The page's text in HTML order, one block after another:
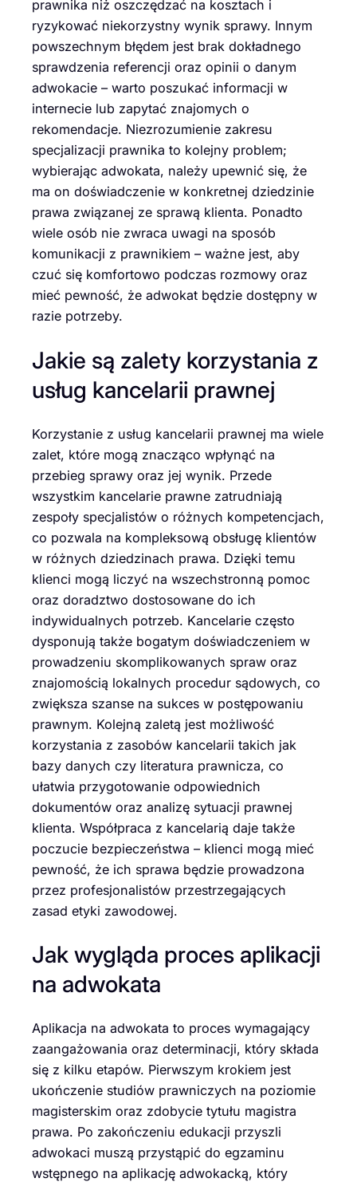
prawnika niż oszczędzać na kosztach i
ryzykować niekorzystny wynik sprawy. Innym
powszechnym błędem jest brak dokładnego
sprawdzenia referencji oraz opinii o danym
adwokacie – warto poszukać informacji w
internecie lub zapytać znajomych o
rekomendacje. Niezrozumienie zakresu
specjalizacji prawnika to kolejny problem;
wybierając adwokata, należy upewnić się, że
ma on doświadczenie w konkretnej dziedzinie
prawa związanej ze sprawą klienta. Ponadto
wiele osób nie zwraca uwagi na sposób
komunikacji z prawnikiem – ważne jest, aby
czuć się komfortowo podczas rozmowy oraz
mieć pewność, że adwokat będzie dostępny w
razie potrzeby.
Jakie są zalety korzystania z
usług kancelarii prawnej
Korzystanie z usług kancelarii prawnej ma wiele
zalet, które mogą znacząco wpłynąć na
przebieg sprawy oraz jej wynik. Przede
wszystkim kancelarie prawne zatrudniają
zespoły specjalistów o różnych kompetencjach,
co pozwala na kompleksową obsługę klientów
w różnych dziedzinach prawa. Dzięki temu
klienci mogą liczyć na wszechstronną pomoc
oraz doradztwo dostosowane do ich
indywidualnych potrzeb. Kancelarie często
dysponują także bogatym doświadczeniem w
prowadzeniu skomplikowanych spraw oraz
znajomością lokalnych procedur sądowych, co
zwiększa szanse na sukces w postępowaniu
prawnym. Kolejną zaletą jest możliwość
korzystania z zasobów kancelarii takich jak
bazy danych czy literatura prawnicza, co
ułatwia przygotowanie odpowiednich
dokumentów oraz analizę sytuacji prawnej
klienta. Współpraca z kancelarią daje także
poczucie bezpieczeństwa – klienci mogą mieć
pewność, że ich sprawa będzie prowadzona
przez profesjonalistów przestrzegających
zasad etyki zawodowej.
Jak wygląda proces aplikacji
na adwokata
Aplikacja na adwokata to proces wymagający
zaangażowania oraz determinacji, który składa
się z kilku etapów. Pierwszym krokiem jest
ukończenie studiów prawniczych na poziomie
magisterskim oraz zdobycie tytułu magistra
prawa. Po zakończeniu edukacji przyszli
adwokaci muszą przystąpić do egzaminu
wstępnego na aplikację adwokacką, który